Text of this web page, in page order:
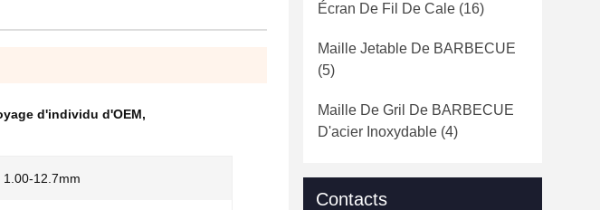
d'individu d'OEM,
1.00-12.7mm
Écran De Fil De Cale (16)
Maille Jetable De BARBECUE
(5)
Maille De Gril De BARBECUE
D'acier Inoxydable (4)
Contacts